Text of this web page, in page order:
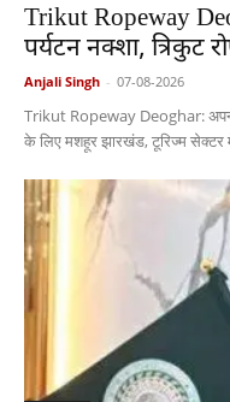
Trikut Ropeway
पर्यटन नक्शा, त्रिकुट
Anjali Singh - 07-08-2026
Trikut Ropeway Deoghar: अपनी
के लिए मशहूर झारखंड, टूरिज्म सेक्टर